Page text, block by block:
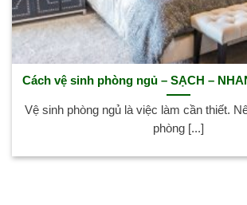
Cách vệ sinh phòng ngủ – SẠCH –
Vệ sinh phòng ngủ là việc làm cần thiết.
phòng [...]